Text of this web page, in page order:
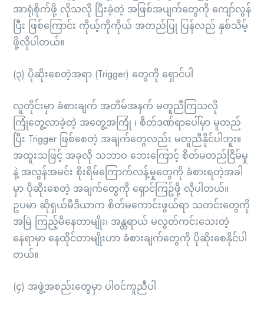
အာရုံစိုက်ဖို့ လိုသလို ပြီးခဲ့တဲ့ အဖြစ်အပျက်တွေကို ကျော်လွန်
ပြီး ဖြစ်ကြောင်း ကိုယ့်ကိုကိုယ် အတည်ပြု ပြန်လည် နှစ်သိမ့်
ဖို့လိုပါတယ်။
(၃) ပိုဆိုးစေတဲ့အရာ (Trigger) တွေကို ရှောင်ပါ
လူတိုင်းမှာ ခံစားချက် အတိမ်အနက် မတူညီကြသလို
ကြုံတွေ့လာခဲ့တဲ့ အတွေ့အကြုံ ၊ စိတ်ဒဏ်ရာပေါ်မှာ မူတည်
ပြီး Trigger ဖြစ်စေတဲ့ အချက်တွေလည်း မတူညီနိုင်ပါဘူး။
အထူးသဖြင့် အခုလို သဘာဝ ဘေးကြောင့် စိတ်မတည်ငြိမ်မှု
နဲ့ အလွန်အမင်း စိုးရိမ်ကြောက်လန့်မှုတွေကို ခံစားရတဲ့အခါ
မှာ ပိုဆိုးစေတဲ့ အချက်တွေကို ရှောင်ကြဥ်ဖို့ လိုပါတယ်။
ဥပမာ ဆိုရှယ်မီဒီယာက စိတ်မကောင်းဖွယ်ရာ သတင်းတွေကို
အမြဲ ကြည့်မိနေတာမျိုး၊ အန္တရာယ် မလွတ်ကင်းသေးတဲ့
နေရာမှာ နေထိုင်တာမျိုးဟာ ခံစားချက်တွေကို ပိုဆိုးစေနိုင်ပါ
တယ်။
(၄) အဖွဲ့အစည်းတွေမှာ ပါဝင်ကူညီပါ